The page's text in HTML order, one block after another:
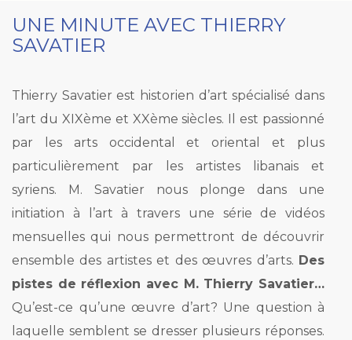
UNE MINUTE AVEC THIERRY
SAVATIER
Thierry Savatier est historien d’art spécialisé dans
l’art du XIXème et XXème siècles. Il est passionné
par les arts occidental et oriental et plus
particulièrement par les artistes libanais et
syriens. M. Savatier nous plonge dans une
initiation à l’art à travers une série de vidéos
mensuelles qui nous permettront de découvrir
ensemble des artistes et des œuvres d’arts. Des
pistes de réflexion avec M. Thierry Savatier…
Qu’est-ce qu’une œuvre d’art? Une question à
laquelle semblent se dresser plusieurs réponses.